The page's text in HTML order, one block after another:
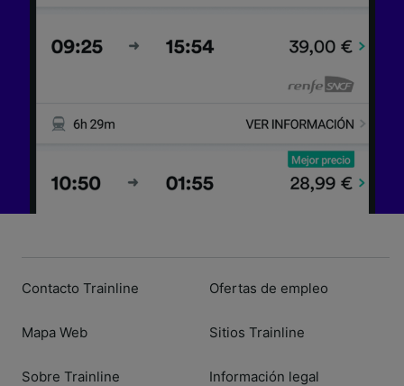
Contacto Trainline
Mapa Web
Sobre Trainline
Ofertas de empleo
Sitios Trainline
Información legal